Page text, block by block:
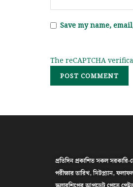
Your email address will
Comment*